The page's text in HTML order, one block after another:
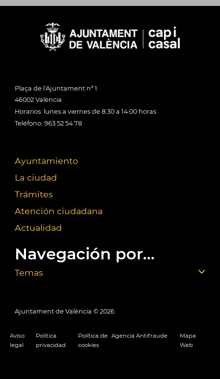
Plaça de l'Ajuntament nº 1
46002 València
Horarios: lunes a viernes de 8:30 a 14:00 horas
Teléfono: 963 52 54 78
Ayuntamiento
La ciudad
Trámites
Atención ciudadana
Actualidad
Navegación por...
Temas
Ajuntament de València © 2026
Aviso
legal
Política
privacidad
Política de
cookies
Agencia Antifraude
Mapa
Web